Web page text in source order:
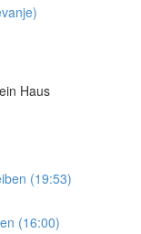
Haus
(19:53)
(16:00)